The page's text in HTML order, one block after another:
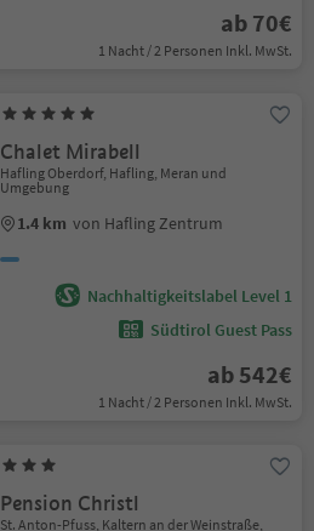
ab 70€
1 Nacht / 2 Personen Inkl. MwSt.
Chalet Mirabell
Hafling Oberdorf, Hafling, Meran und
Umgebung
1.4 km von Hafling Zentrum
Nachhaltigkeitslabel Level 1
Südtirol Guest Pass
ab 542€
1 Nacht / 2 Personen Inkl. MwSt.
Pension Christl
St. Anton-Pfuss, Kaltern an der Weinstraße,